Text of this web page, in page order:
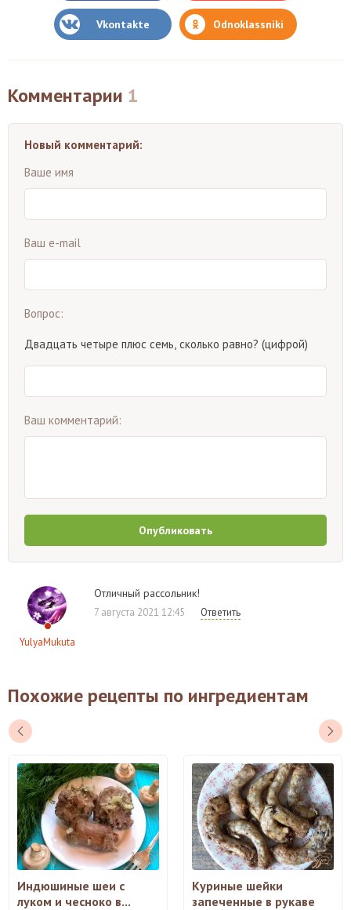
Vkontakte Odnoklassniki
Комментарии 1
Новый комментарий:
Ваше имя
Ваш e-mail
Вопрос:
Двадцать четыре плюс семь, сколько равно? (цифрой)
Ваш комментарий:
Опубликовать
YulyaMukuta
Отличный рассольник!
7 августа 2021 12:45 Ответить
Похожие рецепты по ингредиентам
Индюшиные шеи с
луком и чесноко в...
Куриные шейки
запеченные в рукаве